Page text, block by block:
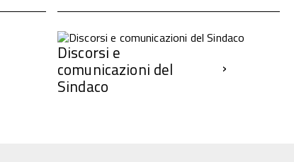
Discorsi e
comunicazioni del
Sindaco